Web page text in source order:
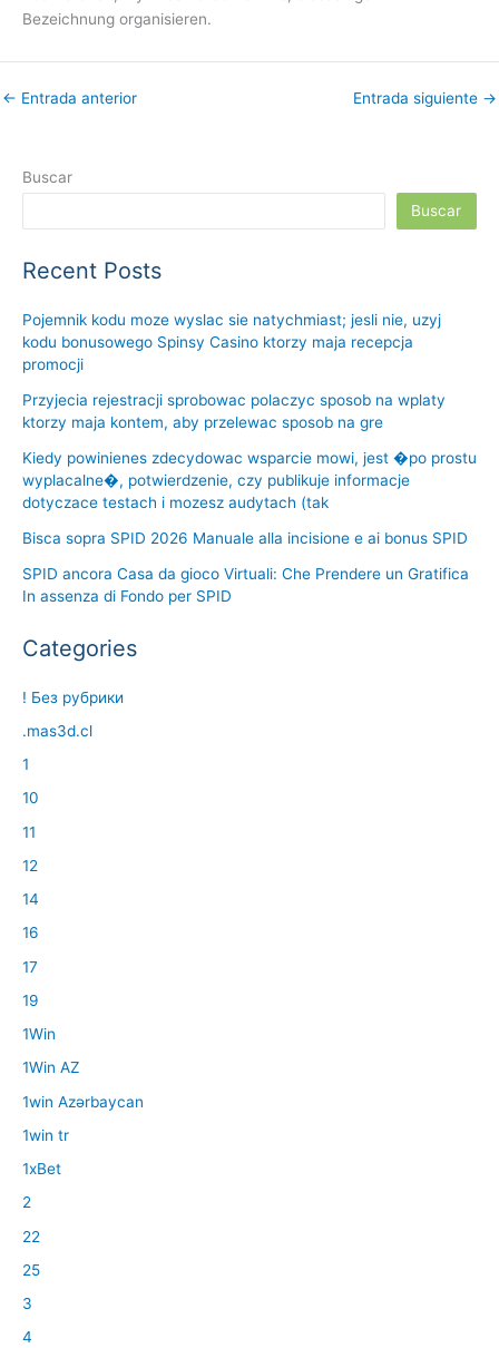
Bezeichnung organisieren.
← Entrada anterior Entrada siguiente →
Buscar
Buscar
Recent Posts
Pojemnik kodu moze wyslac sie natychmiast; jesli nie, uzyj
kodu bonusowego Spinsy Casino ktorzy maja recepcja
promocji
Przyjecia rejestracji sprobowac polaczyc sposob na wplaty
ktorzy maja kontem, aby przelewac sposob na gre
Kiedy powinienes zdecydowac wsparcie mowi, jest �po prostu
wyplacalne�, potwierdzenie, czy publikuje informacje
dotyczace testach i mozesz audytach (tak
Bisca sopra SPID 2026 Manuale alla incisione e ai bonus SPID
SPID ancora Casa da gioco Virtuali: Che Prendere un Gratifica
In assenza di Fondo per SPID
Categories
! Без рубрики
.mas3d.cl
1
10
11
12
14
16
17
19
1Win
1Win AZ
1win Azərbaycan
1win tr
1xBet
2
22
25
3
4